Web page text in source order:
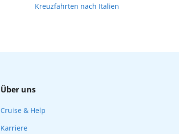
Kreuzfahrten nach Italien
Über uns
Cruise & Help
Karriere